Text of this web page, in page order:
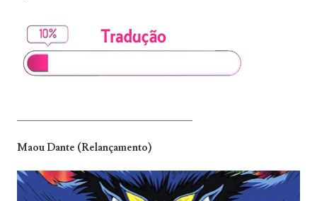
_______________________________
Maou Dante (Relançamento)